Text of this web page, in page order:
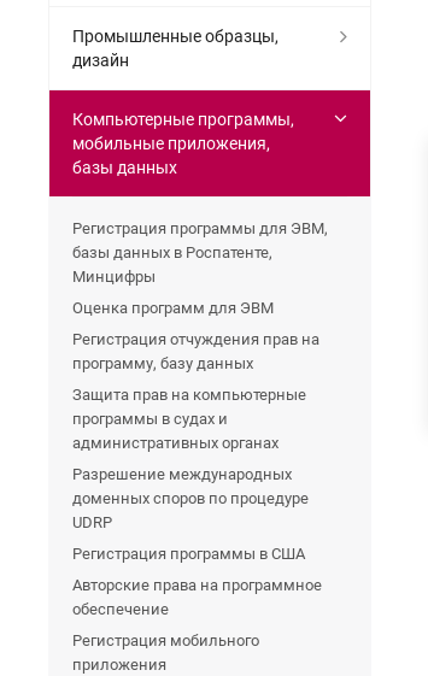
Промышленные образцы,
дизайн
Компьютерные программы,
мобильные приложения,
базы данных
Регистрация программы для ЭВМ,
базы данных в Роспатенте,
Минцифры
Оценка программ для ЭВМ
Регистрация отчуждения прав на
программу, базу данных
Защита прав на компьютерные
программы в судах и
административных органах
Разрешение международных
доменных споров по процедуре
UDRP
Регистрация программы в США
Авторские права на программное
обеспечение
Регистрация мобильного
приложения